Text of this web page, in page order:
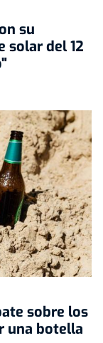
su
solar del 12
sobre los
una botella